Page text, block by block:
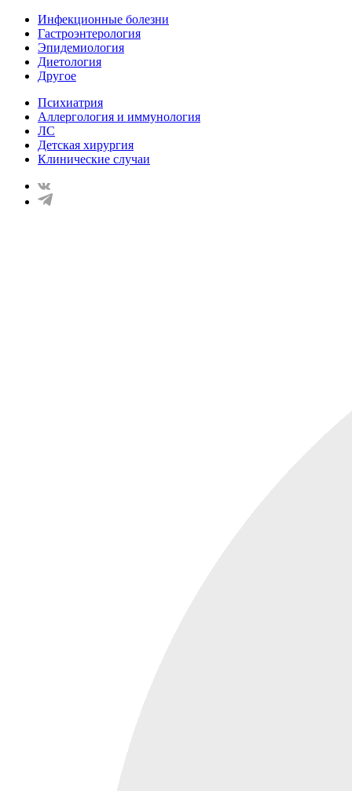
Инфекционные болезни
Гастроэнтерология
Эпидемиология
Диетология
Другое
Психиатрия
Аллергология и иммунология
ЛС
Детская хирургия
Клинические случаи